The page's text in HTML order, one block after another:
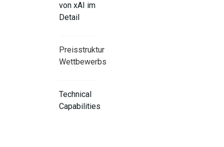
von xAI im
Detail
Preisstruktur und
Wettbewerbssituation
Technical
Capabilities